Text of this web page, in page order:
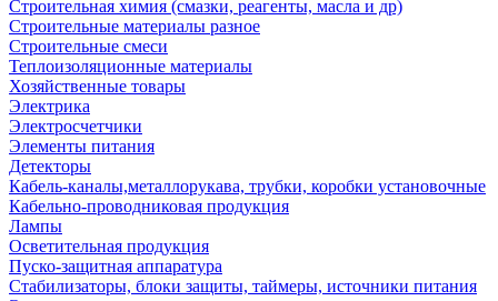
Строительная химия (смазки, реагенты, масла и др)
Строительные материалы разное
Строительные смеси
Теплоизоляционные материалы
Хозяйственные товары
Электрика
Электросчетчики
Элементы питания
Детекторы
Кабель-каналы,металлорукава, трубки, коробки установочные
Кабельно-проводниковая продукция
Лампы
Осветительная продукция
Пуско-защитная аппаратура
Стабилизаторы, блоки защиты, таймеры, источники питания